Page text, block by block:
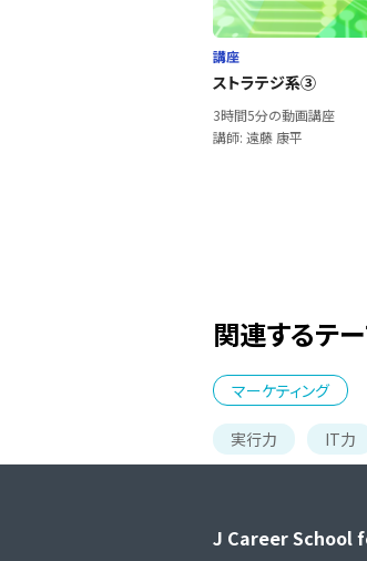
講座
ストラテジ系③
3時間5分の動画講座
講師: 遠藤 康平
関連するテ
マーケティング
実行力 IT力
J Career School